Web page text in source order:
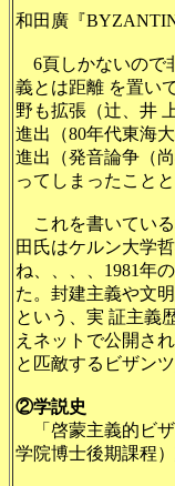
和田廣『
6頁しかないので
義とは距離 を置い
野も拡張（辻、井
進出（80年代東海
進出（発音論争（
ってしまったこと
これを書いている
田氏はケルン大学
ね、、、、1981年
た。封建主義や文
という、実 証主義
えネットで公開さ
と匹敵するビザン
②学説史
「啓蒙主義的ビ
学院博士後期課程）